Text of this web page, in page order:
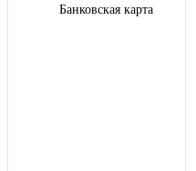
Банковская карта